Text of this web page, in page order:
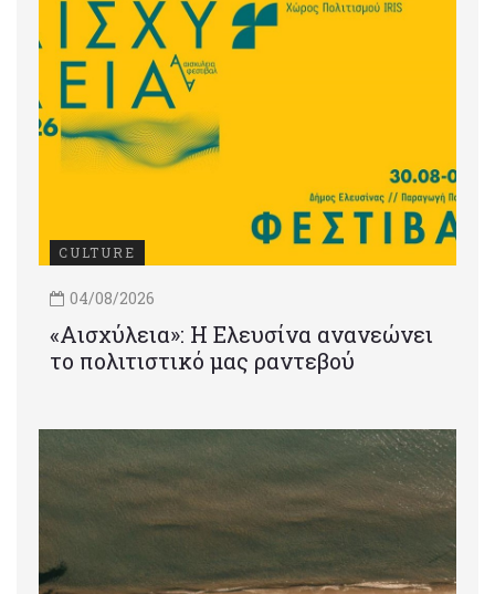
CULTURE
04/08/2026
«Αισχύλεια»: Η Ελευσίνα ανανεώνει
το πολιτιστικό μας ραντεβού